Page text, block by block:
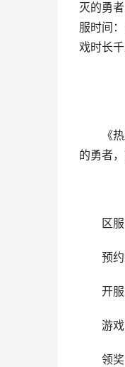
灭的勇
服时间
戏时长
《
的勇者
区
预
开
游
领